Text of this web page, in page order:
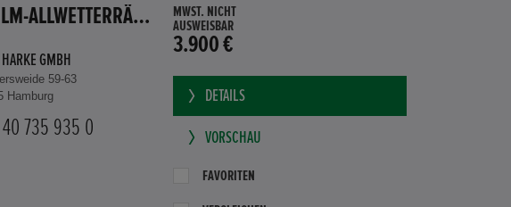
HONDA JAZZ 1.4 ES SPORT KLIMA, RADIOCD, LM-ALLWETTERRÄDER, PRIVACY
GMBH
59-63
Hamburg
735 935 0
MWST. NICHT
AUSWEISBAR
3.900 €
DETAILS
VORSCHAU
FAVORITEN